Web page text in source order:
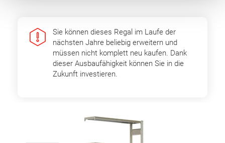
Sie können dieses Regal im Laufe der
nächsten Jahre beliebig erweitern und
müssen nicht komplett neu kaufen. Dank
dieser Ausbaufähigkeit können Sie in die
Zukunft investieren.